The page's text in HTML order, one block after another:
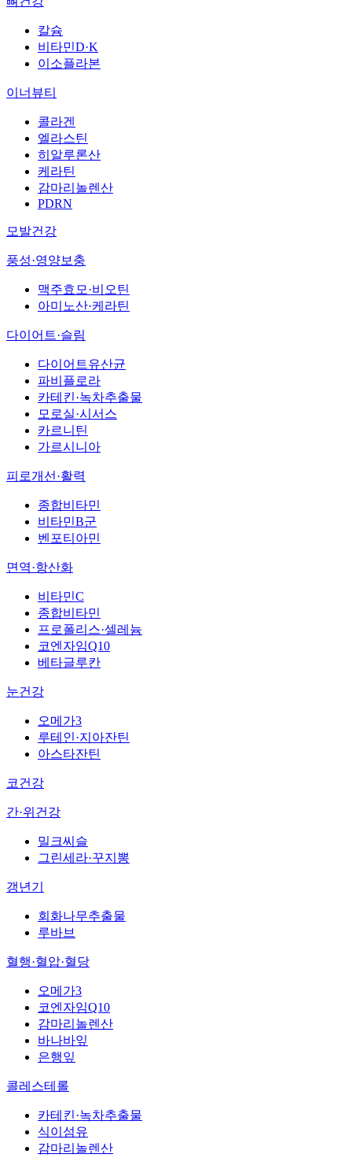
칼슘
비타민D·K
이소플라본
이너뷰티
콜라겐
엘라스틴
히알루론산
케라틴
감마리놀렌산
PDRN
모발건강
풍성·영양보충
맥주효모·비오틴
아미노산·케라틴
다이어트·슬림
다이어트유산균
파비플로라
카테킨·녹차추출물
모로실·시서스
카르니틴
가르시니아
피로개선·활력
종합비타민
비타민B군
벤포티아민
면역·항산화
비타민C
종합비타민
프로폴리스·셀레늄
코엔자임Q10
베타글루칸
눈건강
오메가3
루테인·지아잔틴
아스타잔틴
코건강
간·위건강
밀크씨슬
그린세라·꾸지뽕
갱년기
회화나무추출물
루바브
혈행·혈압·혈당
오메가3
코엔자임Q10
감마리놀렌산
바나바잎
은행잎
콜레스테롤
카테킨·녹차추출물
식이섬유
감마리놀렌산